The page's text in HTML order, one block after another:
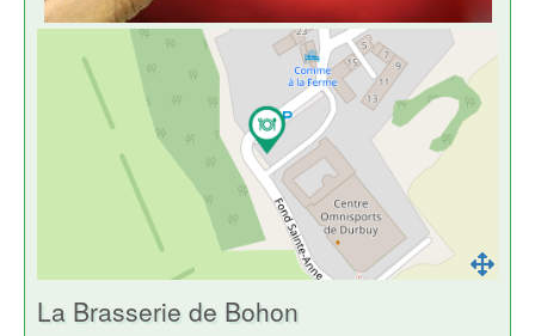
La Brasserie de Bohon